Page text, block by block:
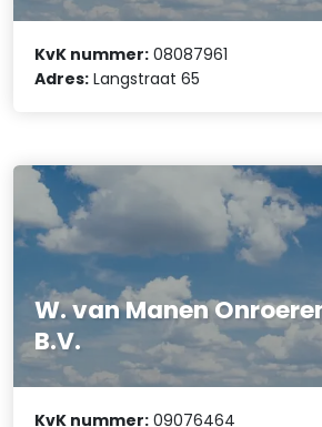
KvK nummer: 08087961
Adres: Langstraat 65
W. van Manen
B.V.
KvK nummer: 09076464